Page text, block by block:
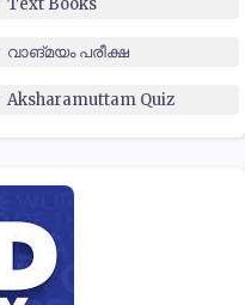
വാങ്മയം പരീക്ഷ
Aksharamuttam Quiz